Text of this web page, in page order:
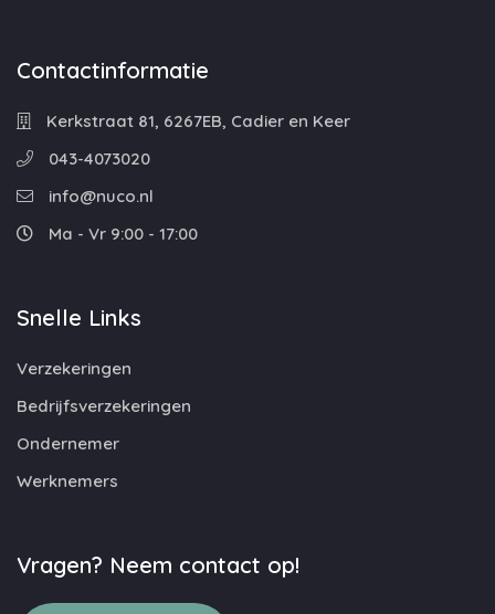
Contactinformatie
Kerkstraat 81, 6267EB, Cadier en Keer
043-4073020
info@nuco.nl
Ma - Vr 9:00 - 17:00
Snelle Links
Verzekeringen
Bedrijfsverzekeringen
Ondernemer
Werknemers
Vragen? Neem contact op!